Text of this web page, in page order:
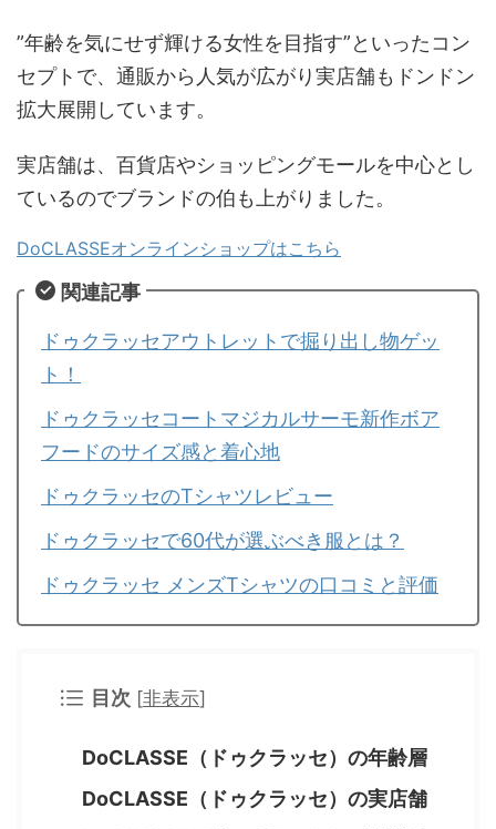
”年齢を気にせず輝ける女性を目指す”といったコン
セプトで、通販から人気が広がり実店舗もドンドン
拡大展開しています。
実店舗は、百貨店やショッピングモールを中心とし
ているのでブランドの伯も上がりました。
DoCLASSEオンラインショップはこちら
関連記事
ドゥクラッセアウトレットで掘り出し物ゲッ
ト！
ドゥクラッセコートマジカルサーモ新作ボア
フードのサイズ感と着心地
ドゥクラッセのTシャツレビュー
ドゥクラッセで60代が選ぶべき服とは？
ドゥクラッセ メンズTシャツの口コミと評価
目次 [非表示]
DoCLASSE（ドゥクラッセ）の年齢層
DoCLASSE（ドゥクラッセ）の実店舗